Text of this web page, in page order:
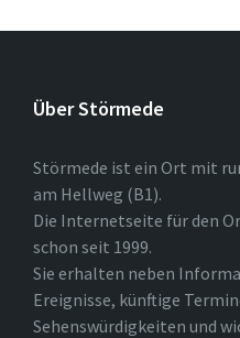
Über Störmede
Störmede ist ein Ort mit
am Hellweg (B1).
Die Internetseite für den
schon seit 1999.
Sie erhalten neben
Ereignisse, künftige
Sehenswürdigkeiten und